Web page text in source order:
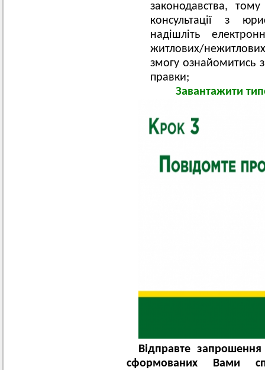
законодавства,
консультації з
надішліть
житлових/
змогу ознайомитись
правки;
Завантажити
Відправте
сформованих Вами